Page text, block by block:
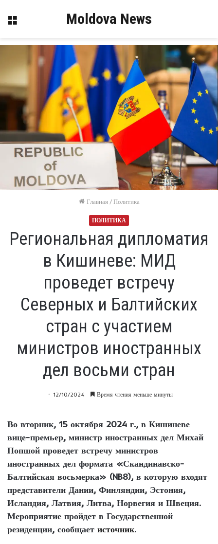
Меню Moldova News
Главная / Политика
ПОЛИТИКА
Региональная дипломатия
в Кишиневе: МИД
проведет встречу
Северных и Балтийских
стран с участием
министров иностранных
дел восьми стран
12/10/2024 Время чтения меньше минуты
Во вторник, 15 октября 2024 г., в Кишиневе
вице-премьер, министр иностранных дел Михай
Попшой проведет встречу министров
иностранных дел формата «Скандинавско-
Балтийская восьмерка» (NB8), в которую входят
представители Дании, Финляндии, Эстония,
Исландия, Латвия, Литва, Норвегия и Швеция.
Мероприятие пройдет в Государственной
резиденции, сообщает источник.